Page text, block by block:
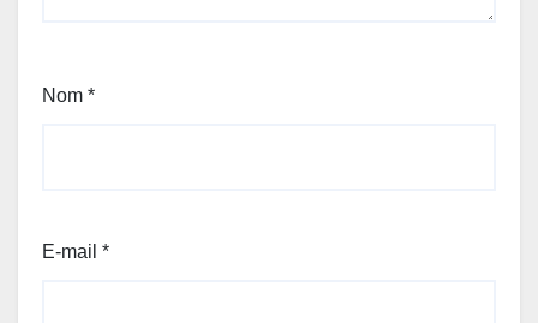
Nom *
E-mail *